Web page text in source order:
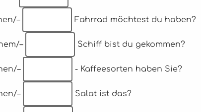
– Fahrrad möchtest du haben?
– Schiff bist du gekommen?
– - Kaffeesorten haben Sie?
– Salat ist das?